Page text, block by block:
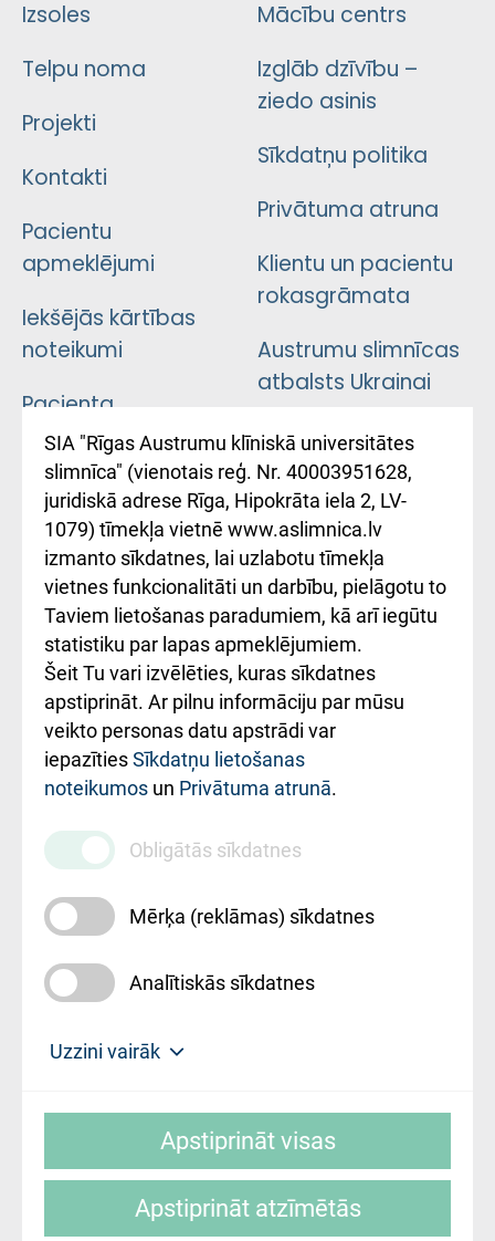
Izsoles
Telpu noma
Projekti
Kontakti
Pacientu
apmeklējumi
Iekšējās kārtības
noteikumi
Pacienta
atsauksmju/sūdzību
iesniegšanas
kārtība
Kā pie mums nokļūt
Rēķinu apmaksas
ceļvedis
Rekvizīti un
ārstniecības
iestādes kods
010000234
Maksas
pakalpojumu
cenrādis
Mācību centrs
Izglāb dzīvību –
ziedo asinis
Sīkdatņu politika
Privātuma atruna
Klientu un pacientu
rokasgrāmata
Austrumu slimnīcas
atbalsts Ukrainai
Підтримка Східної
лікарні та співпраця з
Україною
Mājas lapas izstrāde:
SIA "Rīgas Austrumu klīniskā universitātes
slimnīca" (vienotais reģ. Nr. 40003951628,
juridiskā adrese Rīga, Hipokrāta iela 2, LV-
1079) tīmekļa vietnē www.aslimnica.lv
izmanto sīkdatnes, lai uzlabotu tīmekļa
vietnes funkcionalitāti un darbību, pielāgotu to
Taviem lietošanas paradumiem, kā arī iegūtu
statistiku par lapas apmeklējumiem.
Šeit Tu vari izvēlēties, kuras sīkdatnes
apstiprināt. Ar pilnu informāciju par mūsu
veikto personas datu apstrādi var
iepazītiesSīkdatņu lietošanas
noteikumos un Privātuma atrunā.
Obligātās sīkdatnes
Mērķa (reklāmas) sīkdatnes
Analītiskās sīkdatnes
Uzzini vairāk
slimnīca, turpmāk – Pārzinis, sīkdatņu
sīkdatņu izmantošanas nosacījumiem.
Apstiprināt visas
Apstiprināt atzīmētās